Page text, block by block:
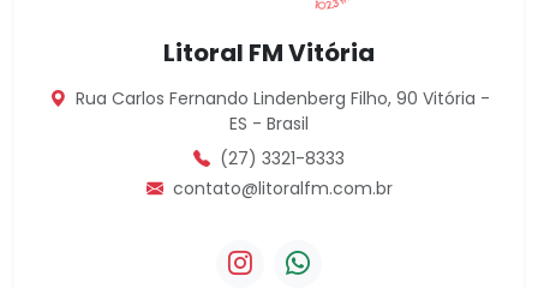
Litoral FM Vitória
Rua Carlos Fernando Lindenberg Filho, 90 Vitória -
ES - Brasil
(27) 3321-8333
contato@litoralfm.com.br
Instagram da Litoral FM Vitória
WhatsApp da Litoral FM